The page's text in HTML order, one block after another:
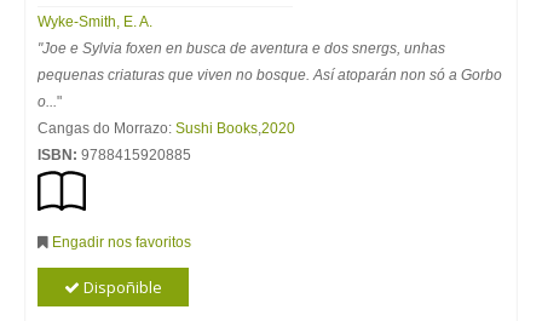
Wyke-Smith, E. A.
"Joe e Sylvia foxen en busca de aventura e dos snergs, unhas
pequenas criaturas que viven no bosque. Así atoparán non só a Gorbo
o..."
Cangas do Morrazo: Sushi Books,2020
ISBN: 9788415920885
Engadir nos favoritos
Dispoñible